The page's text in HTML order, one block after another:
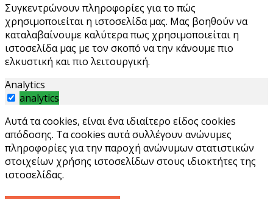
Συγκεντρώνουν πληροφορίες για το πώς
χρησιμοποιείται η ιστοσελίδα μας. Μας βοηθούν να
καταλαβαίνουμε καλύτερα πως χρησιμοποιείται η
ιστοσελίδα μας με τον σκοπό να την κάνουμε πιο
ελκυστική και πιο λειτουργική.
Analytics
analytics
Αυτά τα cookies, είναι ένα ιδιαίτερο είδος cookies
απόδοσης. Τα cookies αυτά συλλέγουν ανώνυμες
πληροφορίες για την παροχή ανώνυμων στατιστικών
στοιχείων χρήσης ιστοσελίδων στους ιδιοκτήτες της
ιστοσελίδας.